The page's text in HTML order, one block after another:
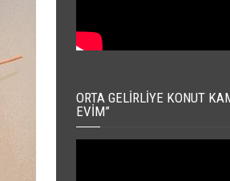
ORTA GELIRLIYE KONUT
EVIM”